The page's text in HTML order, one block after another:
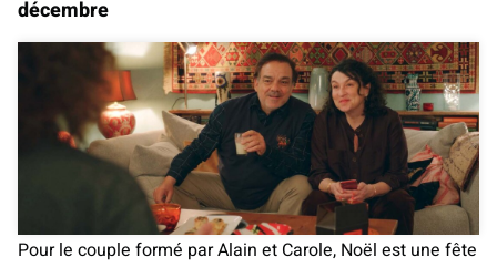
décembre
Pour le couple formé par Alain et Carole, Noël est une fête